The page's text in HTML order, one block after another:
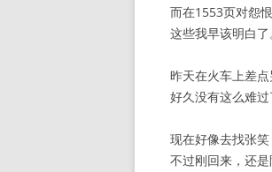
而在1553页对怨
这些我早该明白了
昨天在火车上差
好久没有这么难
现在好像去找张笑
不过刚回来，还是